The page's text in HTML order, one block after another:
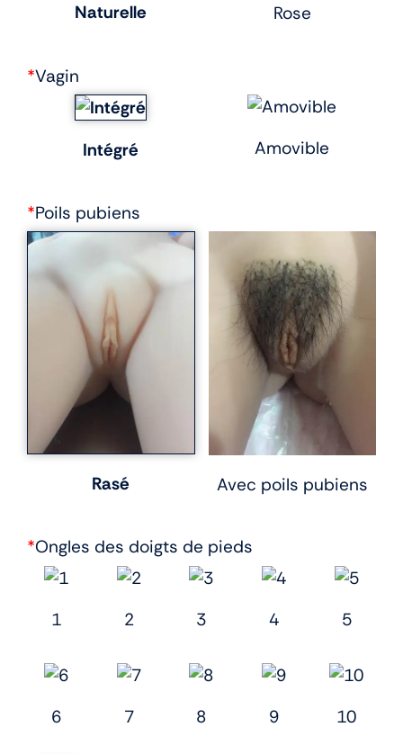
Naturelle Rose
*Vagin
Intégré Amovible
*Poils pubiens
Rasé Avec poils pubiens
*Ongles des doigts de pieds
1 2 3 4 5
6 7 8 9 10